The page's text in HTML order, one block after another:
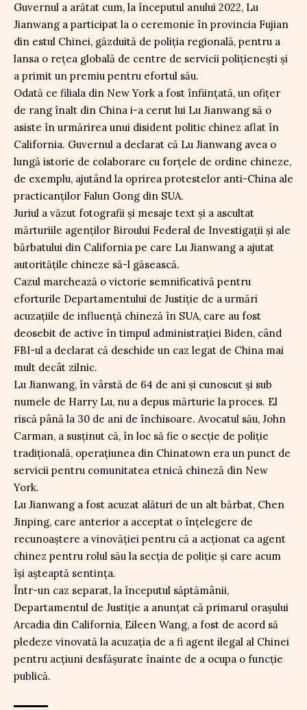
Guvernul a arătat cum, la începutul anului 2022, Lu
Jianwang a participat la o ceremonie în provincia Fujian
din estul Chinei, găzduită de poliția regională, pentru a
lansa o rețea globală de centre de servicii polițienești și
a primit un premiu pentru efortul său.
Odată ce filiala din New York a fost înființată, un ofițer
de rang înalt din China i-a cerut lui Lu Jianwang să o
asiste în urmărirea unui disident politic chinez aflat în
California. Guvernul a declarat că Lu Jianwang avea o
lungă istorie de colaborare cu forțele de ordine chineze,
de exemplu, ajutând la oprirea protestelor anti-China ale
practicanților Falun Gong din SUA.
Juriul a văzut fotografii și mesaje text și a ascultat
mărturiile agenților Biroului Federal de Investigații și ale
bărbatului din California pe care Lu Jianwang a ajutat
autoritățile chineze să-l găsească.
Cazul marchează o victorie semnificativă pentru
eforturile Departamentului de Justiție de a urmări
acuzațiile de influență chineză în SUA, care au fost
deosebit de active în timpul administrației Biden, când
FBI-ul a declarat că deschide un caz legat de China mai
mult decât zilnic.
Lu Jianwang, în vârstă de 64 de ani și cunoscut și sub
numele de Harry Lu, nu a depus mărturie la proces. El
riscă până la 30 de ani de închisoare. Avocatul său, John
Carman, a susținut că, în loc să fie o secție de poliție
tradițională, operațiunea din Chinatown era un punct de
servicii pentru comunitatea etnică chineză din New
York.
Lu Jianwang a fost acuzat alături de un alt bărbat, Chen
Jinping, care anterior a acceptat o înțelegere de
recunoaștere a vinovăției pentru că a acționat ca agent
chinez pentru rolul său la secția de poliție și care acum
își așteaptă sentința.
Într-un caz separat, la începutul săptămânii,
Departamentul de Justiție a anunțat că primarul orașului
Arcadia din California, Eileen Wang, a fost de acord să
pledeze vinovată la acuzația de a fi agent ilegal al Chinei
pentru acțiuni desfășurate înainte de a ocupa o funcție
publică.